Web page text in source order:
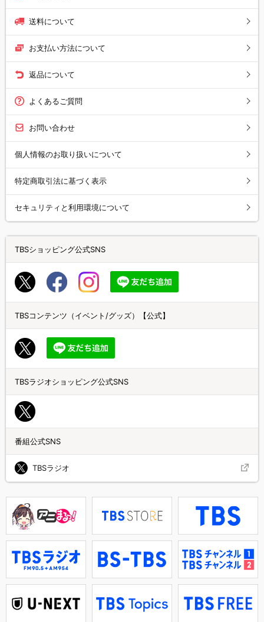
送料について
お支払い方法について
返品について
よくあるご質問
お問い合わせ
個人情報のお取り扱いについて
特定商取引法に基づく表示
セキュリティと利用環境について
TBSショッピング公式SNS
TBSコンテンツ（イベント/グッズ）【公式】
TBSラジオショッピング公式SNS
番組公式SNS
TBSラジオ